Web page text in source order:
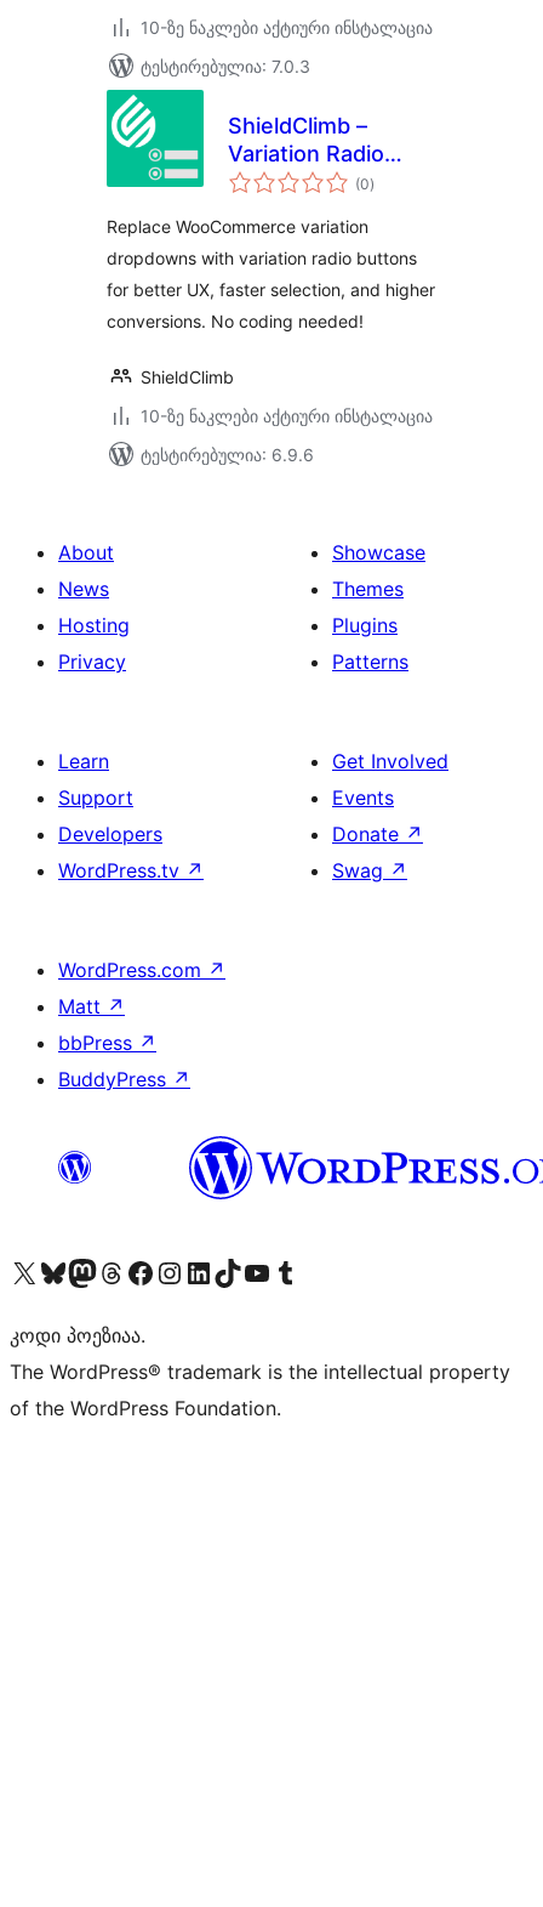
10-ზე ნაკლები აქტიური ინსტალაცია
ტესტირებულია: 7.0.3
ShieldClimb –
Variation Radio
Buttons with Price
WooCommerce
(0საერთო
რეიტინგი
)
Replace WooCommerce variation
dropdowns with variation radio buttons
for better UX, faster selection, and higher
conversions. No coding needed!
ShieldClimb
10-ზე ნაკლები აქტიური ინსტალაცია
ტესტირებულია: 6.9.6
About
News
Hosting
Privacy
Showcase
Themes
Plugins
Patterns
Learn
Support
Developers
WordPress.tv ↗
Get Involved
Events
Donate ↗
Swag ↗
WordPress.com ↗
Matt ↗
bbPress ↗
BuddyPress ↗
Visit our X (formerly Twitter) account
Visit our Bluesky account
Visit our Mastodon account
Visit our Threads account
Visit our Facebook page
Visit our Instagram account
Visit our LinkedIn account
Visit our TikTok account
Visit our YouTube channel
Visit our Tumblr account
კოდი პოეზიაა.
The WordPress® trademark is the intellectual property
of the WordPress Foundation.